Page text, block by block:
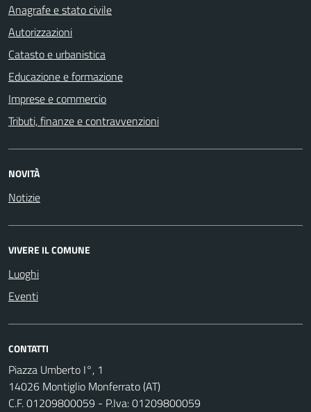
Anagrafe e stato civile
Autorizzazioni
Catasto e urbanistica
Educazione e formazione
Imprese e commercio
Tributi, finanze e contravvenzioni
NOVITÀ
Notizie
VIVERE IL COMUNE
Luoghi
Eventi
CONTATTI
Piazza Umberto I°, 1
14026 Montiglio Monferrato (AT)
C.F. 01209800059 - P.Iva: 01209800059